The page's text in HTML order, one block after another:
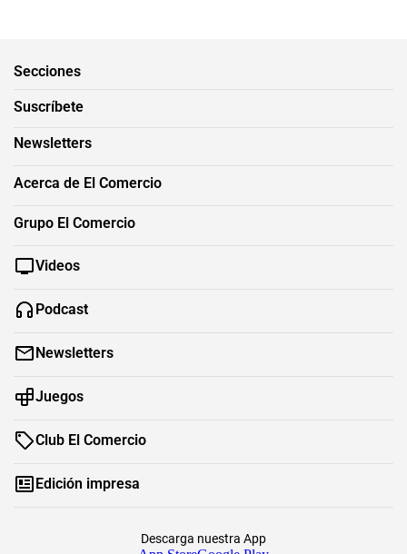
Secciones
Suscríbete
Newsletters
Acerca de El Comercio
Grupo El Comercio
Videos
Podcast
Newsletters
Juegos
Club El Comercio
Edición impresa
Descarga nuestra App